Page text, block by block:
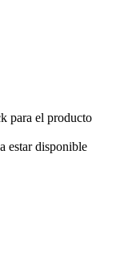
para el producto
estar disponible